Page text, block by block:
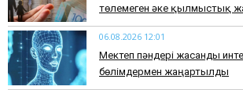
төлемеген әке қылмыстық
06.08.2026 12:01
Мектеп пәндері жасанды
бөлімдермен жаңартылды